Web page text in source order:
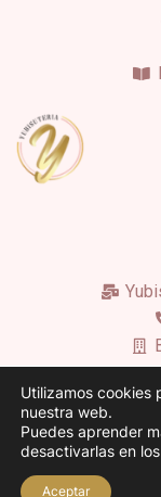
©2023 Todos
privacidad
–
Utilizamos cookies
nuestra web.
Puedes aprender
desactivarlas en los
Aceptar